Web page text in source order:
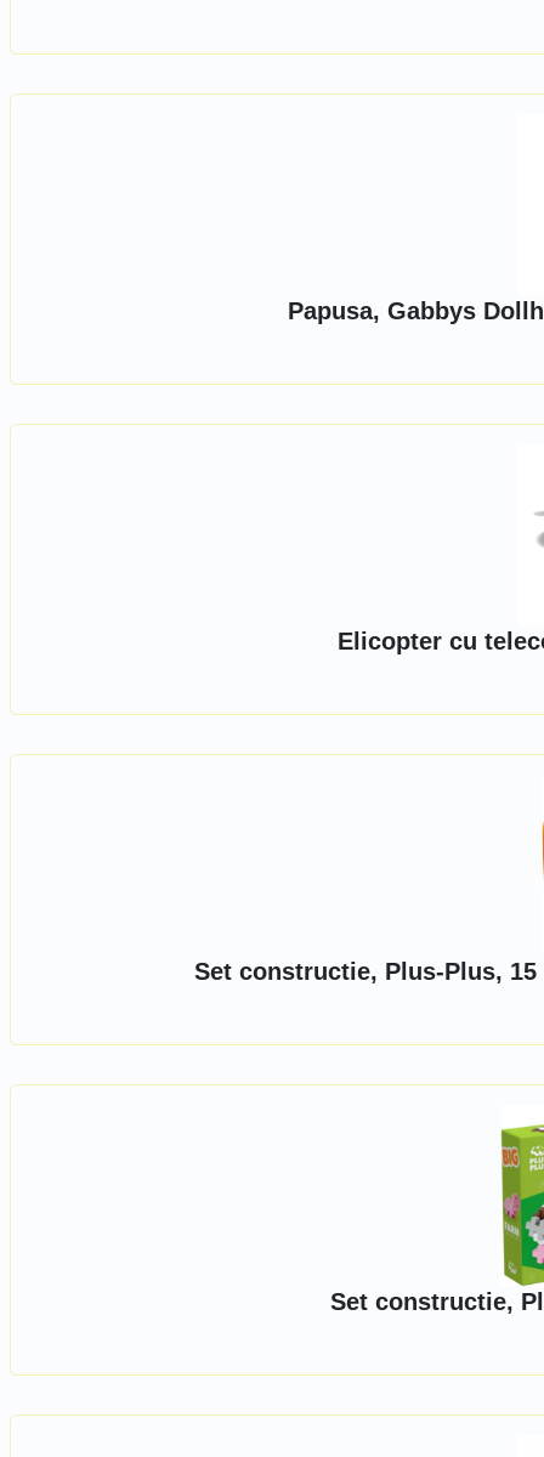
Papusa, Gabbys
Elicopter cu
Set constructie, Plus-Plus,
Set constructie,